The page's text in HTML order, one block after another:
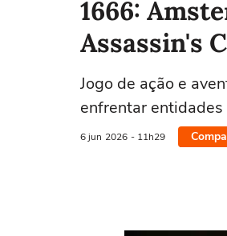
1666:
Assassin's
Jogo de ação e
enfrentar
6 jun 2026 - 11h29